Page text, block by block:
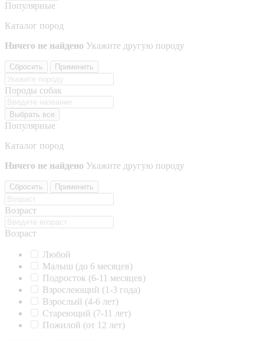
Популярные
Каталог пород
Ничего не найдено Укажите другую породу
Сбросить Применить
Породы собак
Выбрать все
Популярные
Каталог пород
Ничего не найдено Укажите другую породу
Сбросить Применить
Возраст
Возраст
Любой
Малыш (до 6 месяцев)
Подросток (6-11 месяцев)
Взрослеющий (1-3 года)
Взрослый (4-6 лет)
Стареющий (7-11 лет)
Пожилой (от 12 лет)